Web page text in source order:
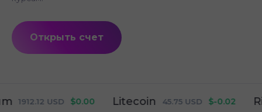
Открыть счет
1912.12USD $0.00 Litecoin 45.75USD $-0.02